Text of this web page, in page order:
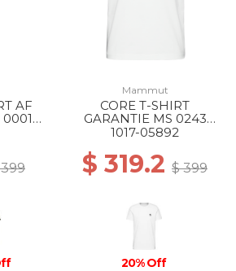
AF
Mammut
CORE T-SHIRT
GARANTIE MS 0243
WHITE
1017-05892
$ 319.2 $ 399
20% Off